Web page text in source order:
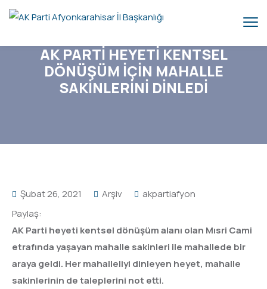
AK PARTİ HEYETİ KENTSEL
DÖNÜŞÜM İÇİN MAHALLE
SAKİNLERİNİ DİNLEDİ
Şubat 26, 2021 Arşiv
akpartiafyon
Paylaş:
AK Parti heyeti kentsel dönüşüm alanı olan Mısri Cami
etrafında yaşayan mahalle sakinleri ile mahallede bir
araya geldi. Her mahalleliyi dinleyen heyet, mahalle
sakinlerinin de taleplerini not etti.